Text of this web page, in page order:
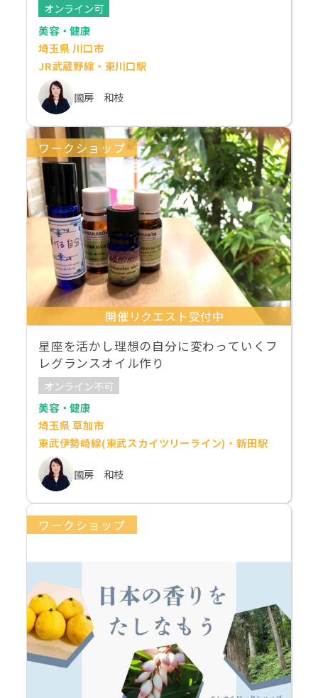
オンライン可
美容・健康
埼玉県 川口市
JR武蔵野線・東川口駅
國房 和枝
ワークショップ
開催リクエスト受付中
星座を活かし理想の自分に変わっていくフ
レグランスオイル作り
オンライン不可
美容・健康
埼玉県 草加市
東武伊勢崎線(東武スカイツリーライン)・新田駅
國房 和枝
ワークショップ